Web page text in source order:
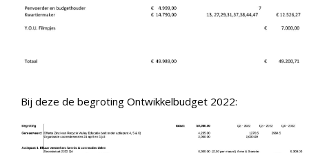
Bij deze de begroting Ontwikkelbudget 2022: